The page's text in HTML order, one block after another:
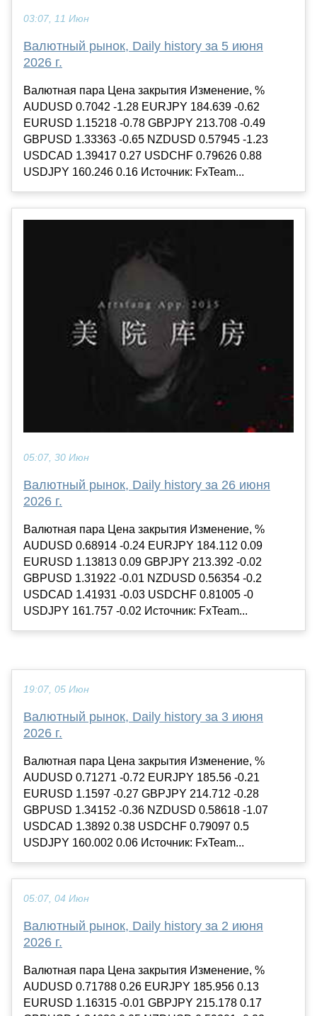
03:07, 11 Июн
Валютный рынок, Daily history за 5 июня
2026 г.
Валютная пара Цена закрытия Изменение, %
AUDUSD 0.7042 -1.28 EURJPY 184.639 -0.62
EURUSD 1.15218 -0.78 GBPJPY 213.708 -0.49
GBPUSD 1.33363 -0.65 NZDUSD 0.57945 -1.23
USDCAD 1.39417 0.27 USDCHF 0.79626 0.88
USDJPY 160.246 0.16 Источник: FxTeam...
05:07, 30 Июн
Валютный рынок, Daily history за 26 июня
2026 г.
Валютная пара Цена закрытия Изменение, %
AUDUSD 0.68914 -0.24 EURJPY 184.112 0.09
EURUSD 1.13813 0.09 GBPJPY 213.392 -0.02
GBPUSD 1.31922 -0.01 NZDUSD 0.56354 -0.2
USDCAD 1.41931 -0.03 USDCHF 0.81005 -0
USDJPY 161.757 -0.02 Источник: FxTeam...
19:07, 05 Июн
Валютный рынок, Daily history за 3 июня
2026 г.
Валютная пара Цена закрытия Изменение, %
AUDUSD 0.71271 -0.72 EURJPY 185.56 -0.21
EURUSD 1.1597 -0.27 GBPJPY 214.712 -0.28
GBPUSD 1.34152 -0.36 NZDUSD 0.58618 -1.07
USDCAD 1.3892 0.38 USDCHF 0.79097 0.5
USDJPY 160.002 0.06 Источник: FxTeam...
05:07, 04 Июн
Валютный рынок, Daily history за 2 июня
2026 г.
Валютная пара Цена закрытия Изменение, %
AUDUSD 0.71788 0.26 EURJPY 185.956 0.13
EURUSD 1.16315 -0.01 GBPJPY 215.178 0.17